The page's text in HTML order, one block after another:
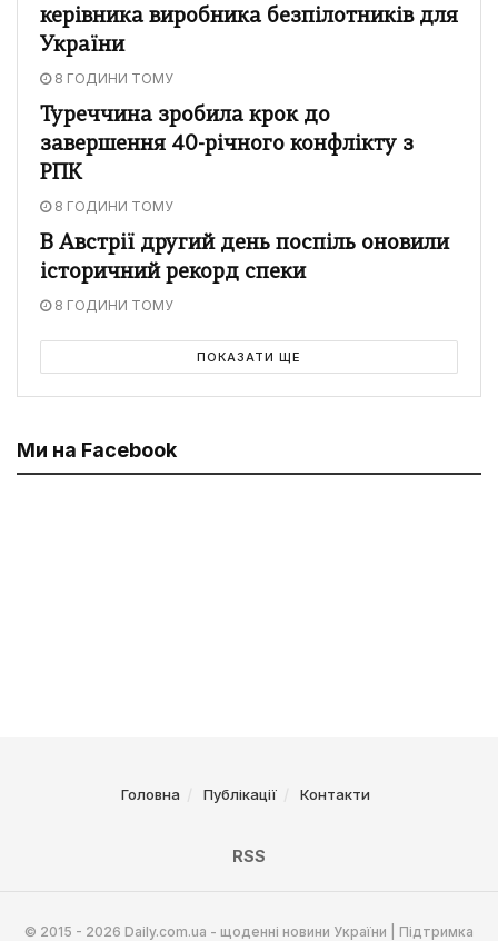
керівника виробника безпілотників для
України
8 ГОДИНИ ТОМУ
Туреччина зробила крок до
завершення 40-річного конфлікту з
РПК
8 ГОДИНИ ТОМУ
В Австрії другий день поспіль оновили
історичний рекорд спеки
8 ГОДИНИ ТОМУ
ПОКАЗАТИ ЩЕ
Ми на Facebook
Головна Публікації Контакти
RSS
© 2015 - 2026 Daily.com.ua - щоденні новини України | Підтримка